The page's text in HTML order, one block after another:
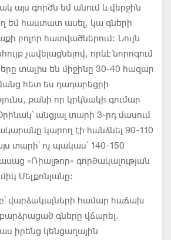
այս գործն եմ անում և վերջին
եմ հաստատ ասել, կա գների
բոլոր հատվածներում: Նույն
չավելացնելով, որևէ նորոգում
տալիս են միջինը 30-40 հազար
հետ ես դադարեցրի
քանի որ կրկնակի գումար
անցյալ տարի 3-րդ մասում
կարող էի հանձնել 90-110
տարի՝ ոչ պակաս՝ 140-150
«Ռիալթոր» գործակալության
Մելքոնյանը:
վարձակալների համար հաճախ
գները վճարել.
իրենց կենցաղային